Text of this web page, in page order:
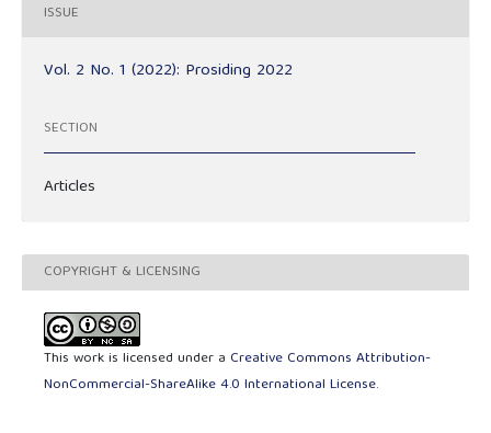
ISSUE
Vol. 2 No. 1 (2022): Prosiding 2022
SECTION
Articles
COPYRIGHT & LICENSING
This work is licensed under a Creative Commons Attribution-
NonCommercial-ShareAlike 4.0 International License.